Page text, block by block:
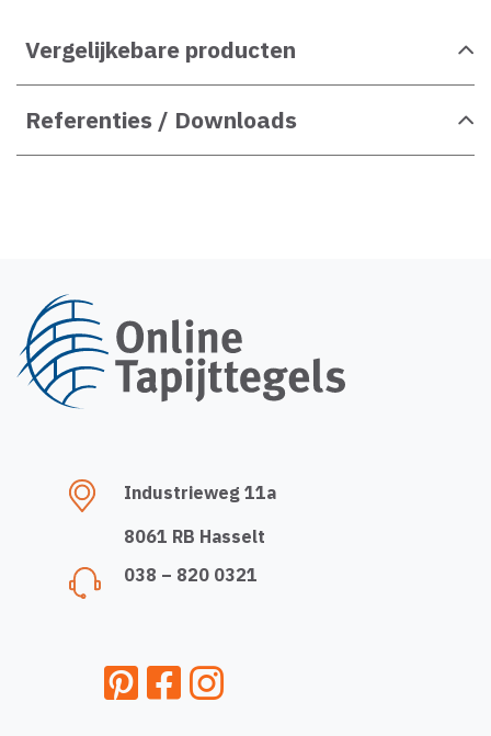
Vergelijkebare producten
Referenties / Downloads
Industrieweg 11a
8061 RB Hasselt
038 – 820 0321